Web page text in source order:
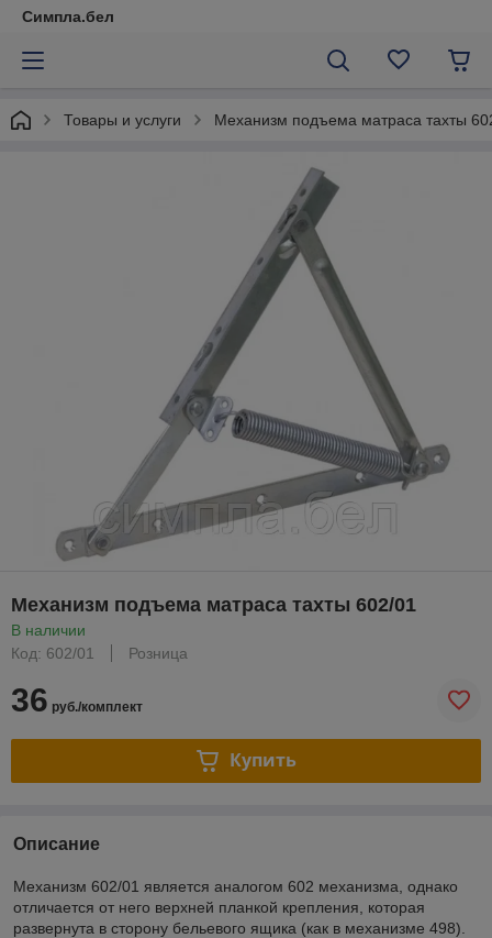
Симпла.бел
Товары и услуги Механизм подъема матраса тахты
Механизм подъема матраса тахты 602/01
В наличии
Код: 602/01
Розница
36 руб./комплект
Купить
Описание
Механизм 602/01 является аналогом 602 механизма, однако
отличается от него верхней планкой крепления, которая
развернута в сторону бельевого ящика (как в механизме 498).